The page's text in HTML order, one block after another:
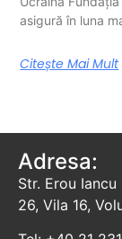
asigură în luna
Citește Mai Mult
Adresa:
Str. Erou
26, Vila 16,